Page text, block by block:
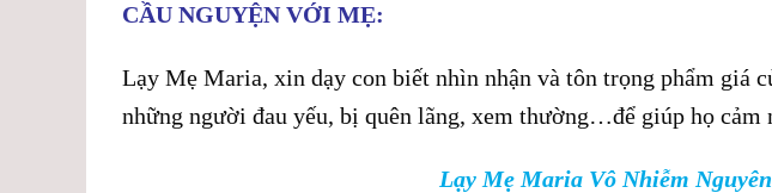
CẦU NGUYỆN VỚI MẸ:
Lạy Mẹ Maria, xin dạy con biết nhìn nhận và tôn trọng phẩm giá
những người đau yếu, bị quên lãng, xem thường…để giúp họ cảm
Lạy Mẹ Maria Vô Nhiễm